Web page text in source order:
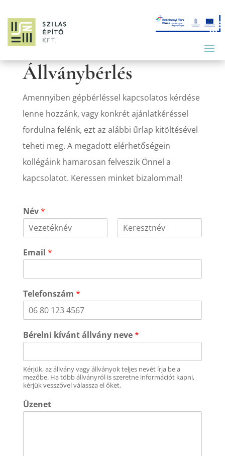
Állványbérlés
Amennyiben gépbérléssel kapcsolatos kérdése
lenne hozzánk, vagy konkrét ajánlatkéréssel
fordulna felénk, ezt az alábbi űrlap kitöltésével
teheti meg. A megadott elérhetőségein
kollégáink hamarosan felveszik Önnel a
kapcsolatot. Keressen minket bizalommal!
Név*
Email *
Telefonszám *
Bérelni kívánt állvány neve*
Kérjük, az állvány vagy állványok teljes nevét írja be a
mezőbe. Ha több állványról is szeretne információt kapni,
kérjük vesszővel válassza el őket.
Üzenet